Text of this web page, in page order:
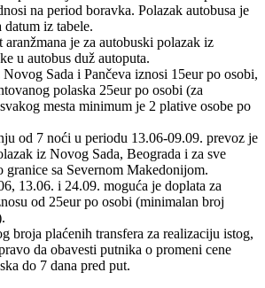
na period boravka. Polazak autobusa je
datum iz tabele.
aranžmana je za autobuski polazak iz
u autobus duž autoputa.
Sada i Pančeva iznosi 15eur po osobi,
polaska 25eur po osobi (za
mesta minimum je 2 plative osobe po
od 7 noći u periodu 13.06-09.09. prevoz je
iz Novog Sada, Beograda i za sve
granice sa Severnom Makedonijom.
13.06. i 24.09. moguća je doplata za
od 25eur po osobi (minimalan broj
broja plaćenih transfera za realizaciju istog,
da obavesti putnika o promeni cene
do 7 dana pred put.